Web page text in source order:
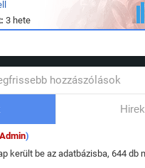
3 hete
hozzászólások
Hirek
Admin)